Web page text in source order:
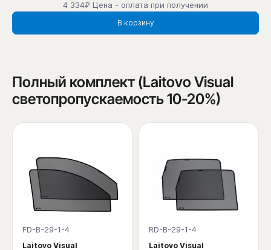
4 334₽ Цена - оплата при получении
В корзину
Полный комплект (Laitovo Visual
светопропускаемость 10-20%)
FD-B-29-1-4
Laitovo Visual
RD-B-29-1-4
Laitovo Visual